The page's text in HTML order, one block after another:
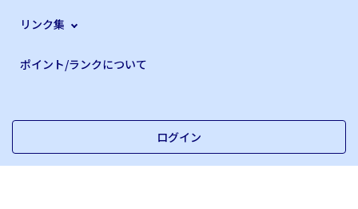
リンク集
ポイント/ランクについて
ログイン